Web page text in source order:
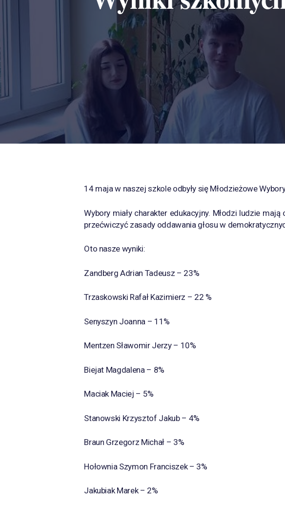
14 maja w naszej szkole odbyły się Młodzieżowe
Wybory miały charakter edukacyjny. Młodzi ludzie
przećwiczyć zasady oddawania głosu w
Oto nasze wyniki:
Zandberg Adrian Tadeusz – 23%
Trzaskowski Rafał Kazimierz – 22 %
Senyszyn Joanna – 11%
Mentzen Sławomir Jerzy – 10%
Biejat Magdalena – 8%
Maciak Maciej – 5%
Stanowski Krzysztof Jakub – 4%
Braun Grzegorz Michał – 3%
Hołownia Szymon Franciszek – 3%
Jakubiak Marek – 2%